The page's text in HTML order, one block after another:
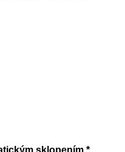
sklopením *